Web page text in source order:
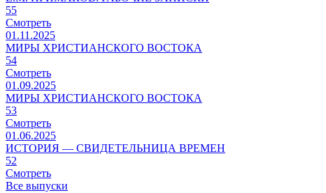
55
Смотреть
01.11.2025
МИРЫ ХРИСТИАНСКОГО ВОСТОКА
54
Смотреть
01.09.2025
МИРЫ ХРИСТИАНСКОГО ВОСТОКА
53
Смотреть
01.06.2025
ИСТОРИЯ — СВИДЕТЕЛЬНИЦА ВРЕМЕН
52
Смотреть
Все выпуски